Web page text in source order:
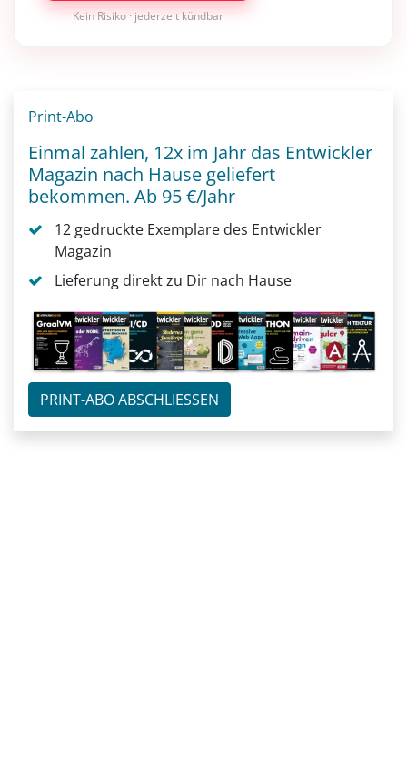
Kein Risiko · jederzeit kündbar
Print-Abo
Einmal zahlen, 12x im Jahr das Entwickler
Magazin nach Hause geliefert
bekommen. Ab 95 €/Jahr
12 gedruckte Exemplare des Entwickler
Magazin
Lieferung direkt zu Dir nach Hause
PRINT-ABO ABSCHLIESSEN